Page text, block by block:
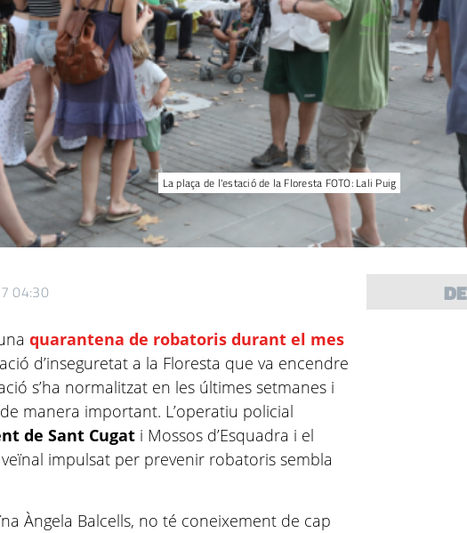
La plaça de l'estació de la Floresta FOTO: Lali Puig
04:30
quarantena de robatoris durant el mes
d’inseguretat a la Floresta que va encendre
s’ha normalitzat en les últimes setmanes i
manera important. L’operatiu policial
de Sant Cugat i Mossos d’Esquadra i el
impulsat per prevenir robatoris sembla
Àngela Balcells, no té coneixement de cap